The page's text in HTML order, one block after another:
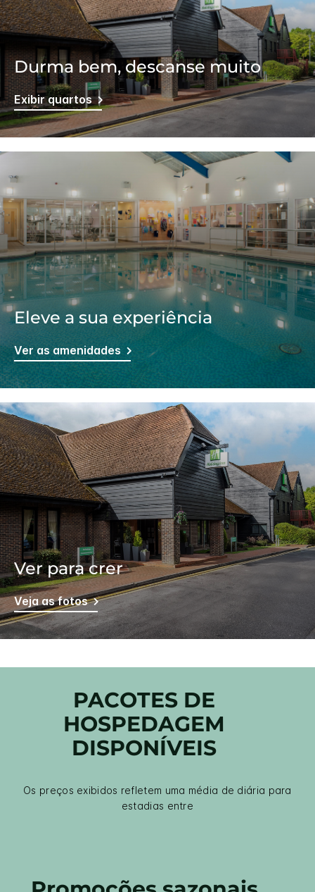
Durma bem, descanse muito
Exibir quartos
Eleve a sua experiência
Ver as amenidades
Ver para crer
Veja as fotos
PACOTES DE
HOSPEDAGEM
DISPONÍVEIS
Os preços exibidos refletem uma média de diária para
estadias entre